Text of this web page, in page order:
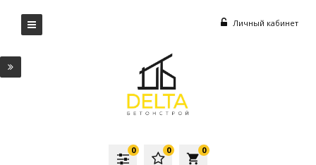
Личный кабинет
local_grocery_store
0
0
0